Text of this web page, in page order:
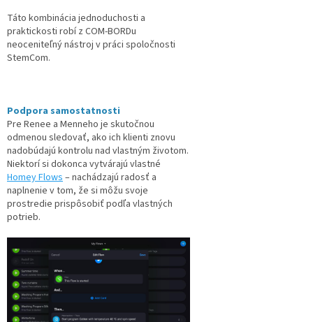
Táto kombinácia jednoduchosti a
praktickosti robí z COM-BORDu
neoceniteľný nástroj v práci spoločnosti
StemCom.
Podpora samostatnosti
Pre Renee a Menneho je skutočnou
odmenou sledovať, ako ich klienti znovu
nadobúdajú kontrolu nad vlastným životom.
Niektorí si dokonca vytvárajú vlastné
Homey Flows– nachádzajú radosť a
naplnenie v tom, že si môžu svoje
prostredie prispôsobiť podľa vlastných
potrieb.